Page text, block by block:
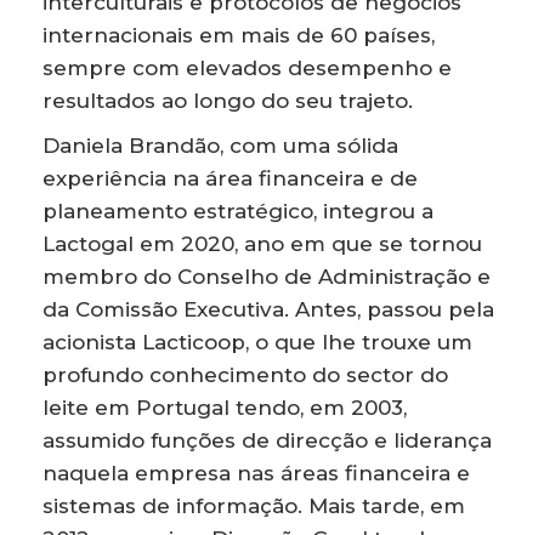
internacionais em mais de 60 países,
sempre com elevados desempenho e
resultados ao longo do seu trajeto.
Daniela Brandão, com uma sólida
experiência na área financeira e de
planeamento estratégico, integrou a
Lactogal em 2020, ano em que se tornou
membro do Conselho de Administração e
da Comissão Executiva. Antes, passou pela
acionista Lacticoop, o que lhe trouxe um
profundo conhecimento do sector do
leite em Portugal tendo, em 2003,
assumido funções de direcção e liderança
naquela empresa nas áreas financeira e
sistemas de informação. Mais tarde, em